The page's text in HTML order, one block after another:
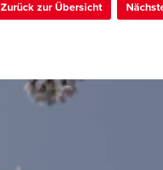
Zurück zur Übersicht